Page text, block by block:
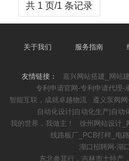
共 1 页/1 条记录
关于我们 服务指南
友情链接：
嘉兴网站搭建_网站
专利申请官网-专利申请代理-
智能互联，成就卓越物流
遵义泵阀
自动化设计|自动化生产|自动
我的世界，我做主！
徐州网站设计_
线路板厂_PCB打样_电
湖口招聘网-湖
东北参茸行，吉林市土特产